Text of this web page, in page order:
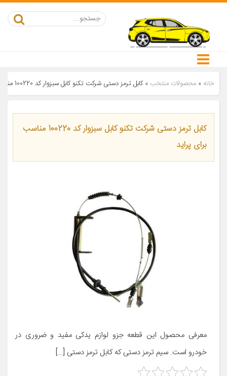
خانه » محصولات منتخب »کابل ترمز دستی شرکت تکنو کابل سبزوار کد 100220 مناسب برای پراید
کابل ترمز دستی شرکت تکنو کابل سبزوار کد 100220 مناسب
برای پراید
معرفی محصول این قطعه جزو لوازم یدکی مفید و ضروری در
خودرو است. سیم ترمز دستی که کابل ترمز دستی […]